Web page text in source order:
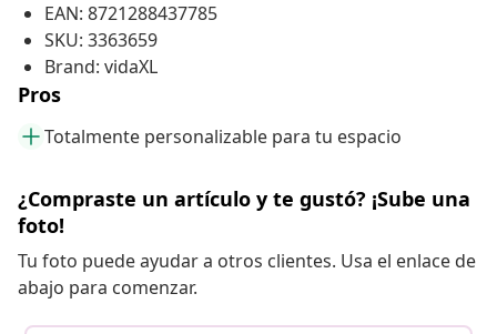
EAN: 8721288437785
SKU: 3363659
Brand: vidaXL
Pros
Totalmente personalizable para tu espacio
¿Compraste un artículo y te gustó? ¡Sube una
foto!
Tu foto puede ayudar a otros clientes. Usa el enlace de
abajo para comenzar.